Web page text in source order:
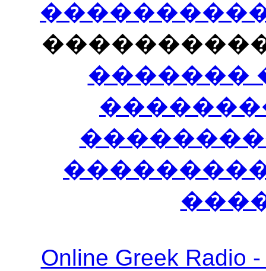
�������
Online Greek